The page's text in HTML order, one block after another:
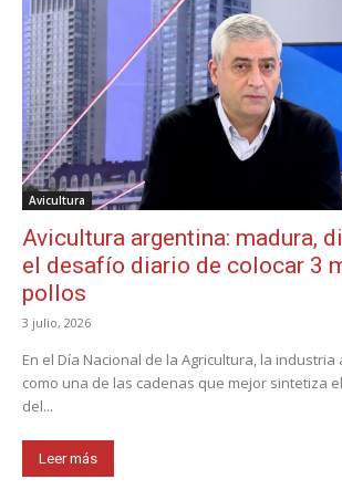
Avicultura
Avicultura argentina: madura,
el desafío diario de colocar 3
pollos
3 julio, 2026
En el Día Nacional de la Agricultura, la
como una de las cadenas que mejor sintetiza
del...
Leer más